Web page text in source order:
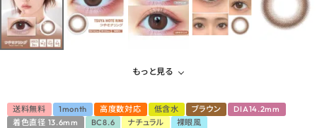
もっと見る
送料無料 1month 高度数対応 低含水 ブラウン
DIA14.2mm
着色直径 13.6mm
BC8.6 ナチュラル 裸眼風